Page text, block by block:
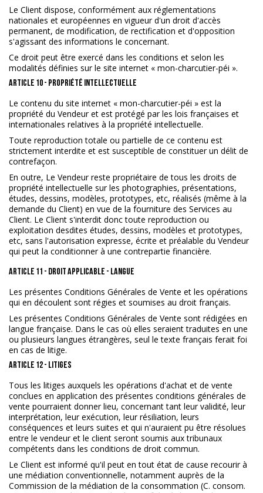
Le Client dispose, conformément aux réglementations
nationales et européennes en vigueur d'un droit d'accès
permanent, de modification, de rectification et d'opposition
s'agissant des informations le concernant.
Ce droit peut être exercé dans les conditions et selon les
modalités définies sur le site internet « mon-charcutier-péi ».
ARTICLE 10 - PROPRIÉTÉ INTELLECTUELLE
Le contenu du site internet « mon-charcutier-péi » est la
propriété du Vendeur et est protégé par les lois françaises et
internationales relatives à la propriété intellectuelle.
Toute reproduction totale ou partielle de ce contenu est
strictement interdite et est susceptible de constituer un délit de
contrefaçon.
En outre, Le Vendeur reste propriétaire de tous les droits de
propriété intellectuelle sur les photographies, présentations,
études, dessins, modèles, prototypes, etc, réalisés (même à la
demande du Client) en vue de la fourniture des Services au
Client. Le Client s'interdit donc toute reproduction ou
exploitation desdites études, dessins, modèles et prototypes,
etc, sans l'autorisation expresse, écrite et préalable du Vendeur
qui peut la conditionner à une contrepartie financière.
ARTICLE 11 - DROIT APPLICABLE - LANGUE
Les présentes Conditions Générales de Vente et les opérations
qui en découlent sont régies et soumises au droit français.
Les présentes Conditions Générales de Vente sont rédigées en
langue française. Dans le cas où elles seraient traduites en une
ou plusieurs langues étrangères, seul le texte français ferait foi
en cas de litige.
ARTICLE 12 - LITIGES
Tous les litiges auxquels les opérations d'achat et de vente
conclues en application des présentes conditions générales de
vente pourraient donner lieu, concernant tant leur validité, leur
interprétation, leur exécution, leur résiliation, leurs
conséquences et leurs suites et qui n'auraient pu être résolues
entre le vendeur et le client seront soumis aux tribunaux
compétents dans les conditions de droit commun.
Le Client est informé qu'il peut en tout état de cause recourir à
une médiation conventionnelle, notamment auprès de la
Commission de la médiation de la consommation (C. consom.